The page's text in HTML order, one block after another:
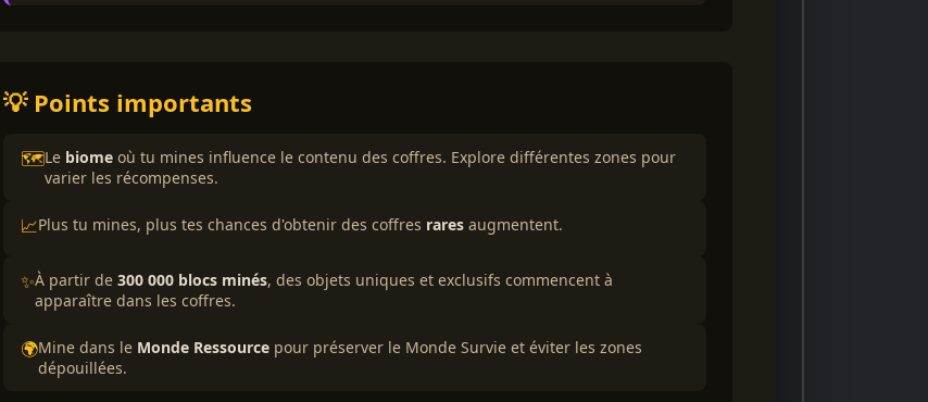
💡 Points importants
🗺️Le biome où tu mines influence le contenu des coffres. Explore différentes zones pour
varier les récompenses.
📈Plus tu mines, plus tes chances d'obtenir des coffres rares augmentent.
✨À partir de 300 000 blocs minés, des objets uniques et exclusifs commencent à
apparaître dans les coffres.
🌍Mine dans le Monde Ressource pour préserver le Monde Survie et éviter les zones
dépouillées.